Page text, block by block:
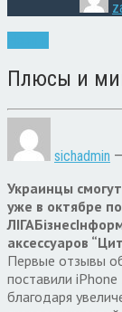
Плюсы и
sichadmin —
Украинцы
уже в октябре
аксессуаров
Первые отзывы
поставили
благодаря